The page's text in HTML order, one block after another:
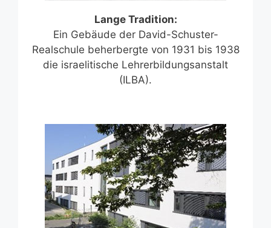
Lange Tradition:
Ein Gebäude der David-Schuster-
Realschule beherbergte von 1931 bis 1938
die israelitische Lehrerbildungsanstalt
(ILBA).